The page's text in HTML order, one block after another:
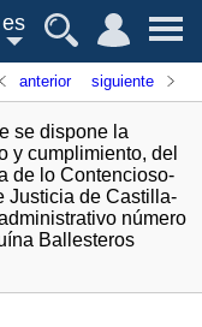
es
anterior siguiente
se dispone la
y cumplimiento, del
de lo Contencioso-
Justicia de Castilla-
número
Ballesteros